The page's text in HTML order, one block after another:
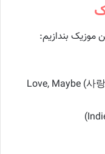
موزیک بندازیم:
Love, Maybe (사